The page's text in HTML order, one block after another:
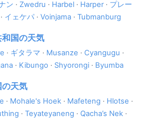
ン · Zwedru · Harbel · Harper· プレー
· イェケパ· Voinjama · Tubmanburg
国の天気
· ギタラマ · Musanze · Cyangugu ·
· Kibungo · Shyorongi · Byumba
天気
· Mohale's Hoek · Mafeteng · Hlotse ·
· Teyateyaneng · Qacha’s Nek ·